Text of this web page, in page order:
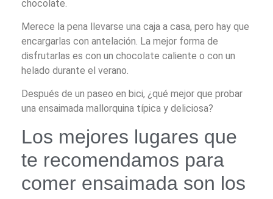
chocolate.
Merece la pena llevarse una caja a casa, pero hay que
encargarlas con antelación. La mejor forma de
disfrutarlas es con un chocolate caliente o con un
helado durante el verano.
Después de un paseo en bici, ¿qué mejor que probar
una ensaimada mallorquina típica y deliciosa?
Los mejores lugares que
te recomendamos para
comer ensaimada son los